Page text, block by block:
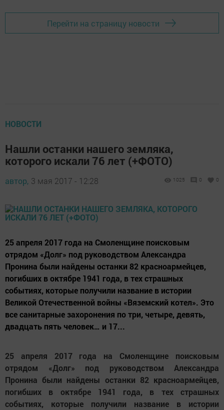
Перейти на страницу новости
НОВОСТИ
Нашли останки нашего земляка,
которого искали 76 лет (+ФОТО)
автор, 3 мая 2017 - 12:28 1025 0 0
25 апреля 2017 года на Смоленщине поисковым
отрядом «Долг» под руководством Александра
Пронина были найдены останки 82 красноармейцев,
погибших в октябре 1941 года, в тех страшных
событиях, которые получили название в истории
Великой Отечественной войны «Вяземский котел». Это
все санитарные захоронения по три, четыре, девять,
двадцать пять человек… и 17...
25 апреля 2017 года на Смоленщине поисковым
отрядом «Долг» под руководством Александра
Пронина были найдены останки 82 красноармейцев,
погибших в октябре 1941 года, в тех страшных
событиях, которые получили название в истории